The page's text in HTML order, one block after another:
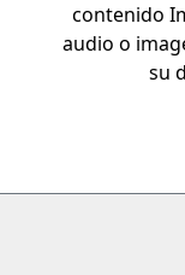
contenido
audio o
su